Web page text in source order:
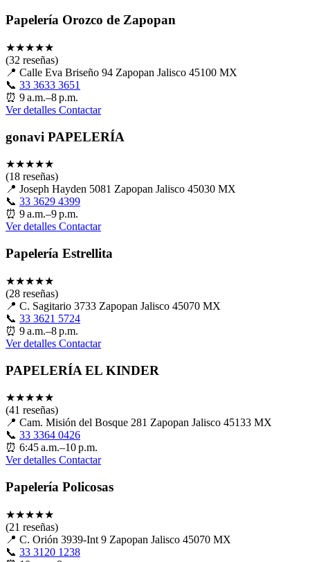
Papelería Orozco de Zapopan
★★★★★
(32 reseñas)
📍 Calle Eva Briseño 94 Zapopan Jalisco 45100 MX
📞 33 3633 3651
⏰ 9 a.m.–8 p.m.
Ver detalles Contactar
gonavi PAPELERÍA
★★★★★
(18 reseñas)
📍 Joseph Hayden 5081 Zapopan Jalisco 45030 MX
📞 33 3629 4399
⏰ 9 a.m.–9 p.m.
Ver detalles Contactar
Papelería Estrellita
★★★★★
(28 reseñas)
📍 C. Sagitario 3733 Zapopan Jalisco 45070 MX
📞 33 3621 5724
⏰ 9 a.m.–8 p.m.
Ver detalles Contactar
PAPELERÍA EL KINDER
★★★★★
(41 reseñas)
📍 Cam. Misión del Bosque 281 Zapopan Jalisco 45133 MX
📞 33 3364 0426
⏰ 6:45 a.m.–10 p.m.
Ver detalles Contactar
Papelería Policosas
★★★★★
(21 reseñas)
📍 C. Orión 3939-Int 9 Zapopan Jalisco 45070 MX
📞 33 3120 1238